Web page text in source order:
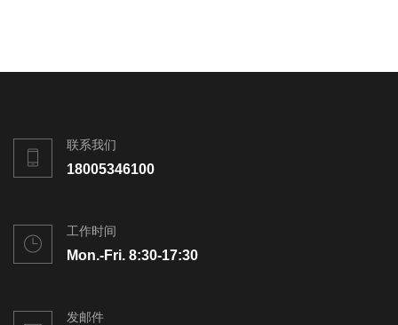
联系我们
18005346100
工作时间
Mon.-Fri. 8:30-17:30
发邮件